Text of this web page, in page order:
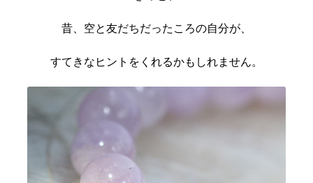
昔、空と友だちだったころの自分が、
すてきなヒントをくれるかもしれません。